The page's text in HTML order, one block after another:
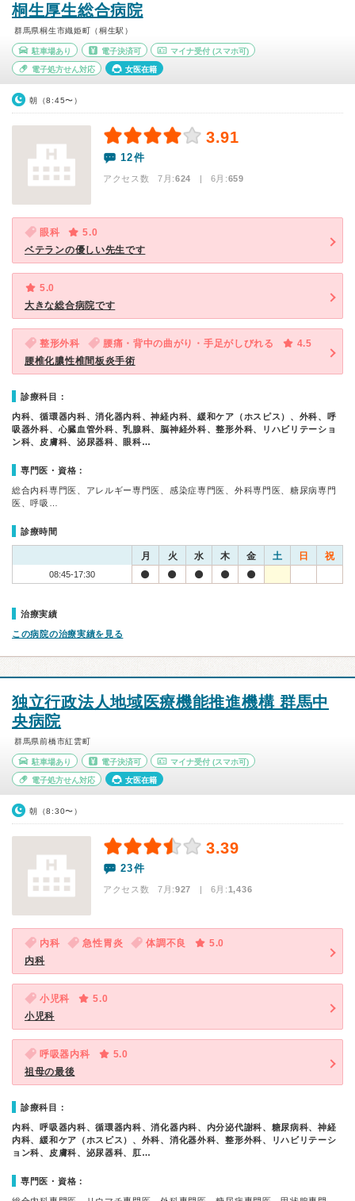
桐生厚生総合病院
群馬県桐生市織姫町（桐生駅）
駐車場あり 電子決済可 マイナ受付 (スマホ可)
電子処方せん対応 女医在籍
朝（8:45〜）
3.91
12件
アクセス数 7月:624 | 6月:659
眼科
5.0
ベテランの優しい先生です
5.0
大きな総合病院です
整形外科 腰痛・背中の曲がり・手足がしびれる
4.5
腰椎化膿性椎間板炎手術
診療科目：
内科、循環器内科、消化器内科、神経内科、緩和ケア（ホスピス）、外科、呼
吸器外科、心臓血管外科、乳腺科、脳神経外科、整形外科、リハビリテーショ
ン科、皮膚科、泌尿器科、眼科…
専門医・資格：
総合内科専門医、アレルギー専門医、感染症専門医、外科専門医、糖尿病専門
医、呼吸…
診療時間
月 火 水 木 金 土 日 祝
08:45-17:30
治療実績
この病院の治療実績を見る
独立行政法人地域医療機能推進機構 群馬中
央病院
群馬県前橋市紅雲町
駐車場あり 電子決済可 マイナ受付 (スマホ可)
電子処方せん対応 女医在籍
朝（8:30〜）
3.39
23件
アクセス数 7月:927 | 6月:1,436
内科 急性胃炎 体調不良
5.0
内科
小児科
5.0
小児科
呼吸器内科
5.0
祖母の最後
診療科目：
内科、呼吸器内科、循環器内科、消化器内科、内分泌代謝科、糖尿病科、神経
内科、緩和ケア（ホスピス）、外科、消化器外科、整形外科、リハビリテーシ
ョン科、皮膚科、泌尿器科、肛…
専門医・資格：